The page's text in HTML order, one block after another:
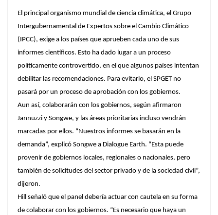
El principal organismo mundial de ciencia climática, el Grupo
Intergubernamental de Expertos sobre el Cambio Climático
(IPCC), exige a los países que aprueben cada uno de sus
informes científicos. Esto ha dado lugar a un proceso
políticamente controvertido, en el que algunos países intentan
debilitar las recomendaciones. Para evitarlo, el SPGET no
pasará por un proceso de aprobación con los gobiernos.
Aun así, colaborarán con los gobiernos, según afirmaron
Jannuzzi y Songwe, y las áreas prioritarias incluso vendrán
marcadas por ellos. “Nuestros informes se basarán en la
demanda”, explicó Songwe a Dialogue Earth. “Esta puede
provenir de gobiernos locales, regionales o nacionales, pero
también de solicitudes del sector privado y de la sociedad civil”,
dijeron.
Hill señaló que el panel debería actuar con cautela en su forma
de colaborar con los gobiernos. “Es necesario que haya un